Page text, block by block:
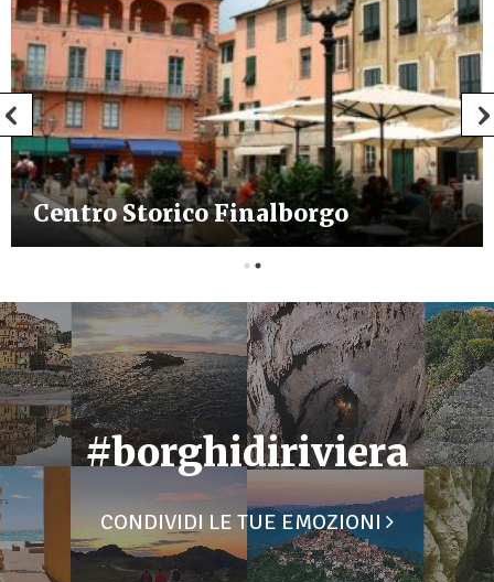
Centro Storico Finalborgo
#borghidiriviera
CONDIVIDI LE TUE EMOZIONI